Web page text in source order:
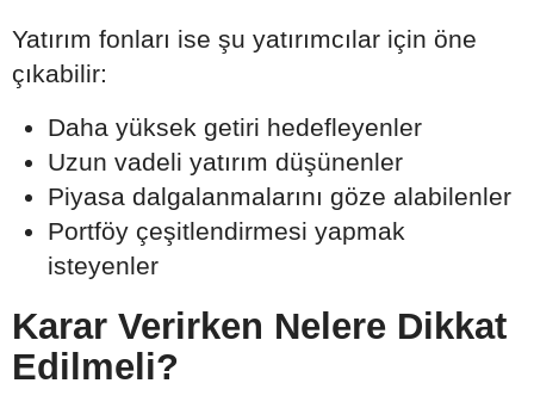
Yatırım fonları ise şu yatırımcılar için öne
çıkabilir:
Daha yüksek getiri hedefleyenler
Uzun vadeli yatırım düşünenler
Piyasa dalgalanmalarını göze alabilenler
Portföy çeşitlendirmesi yapmak
isteyenler
Karar Verirken Nelere Dikkat
Edilmeli?